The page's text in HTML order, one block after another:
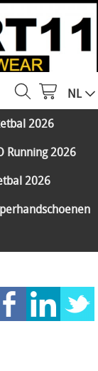
NL
2026
Running 2026
2026